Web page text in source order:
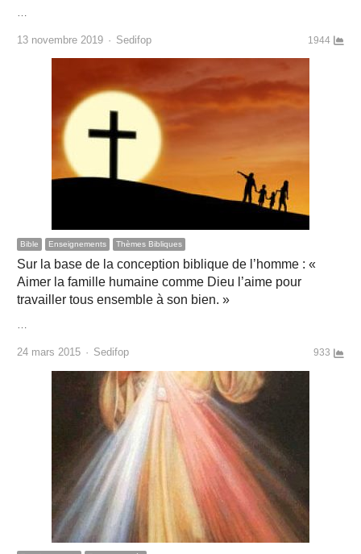
13 novembre 2019 Author
Sedifop 1944
Bible Enseignements Thèmes Bibliques
Sur la base de la conception biblique de l’homme : «
Aimer la famille humaine comme Dieu l’aime pour
travailler tous ensemble à son bien. »
…
24 mars 2015 Author
Sedifop 933